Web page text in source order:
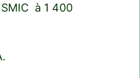
à 1 400